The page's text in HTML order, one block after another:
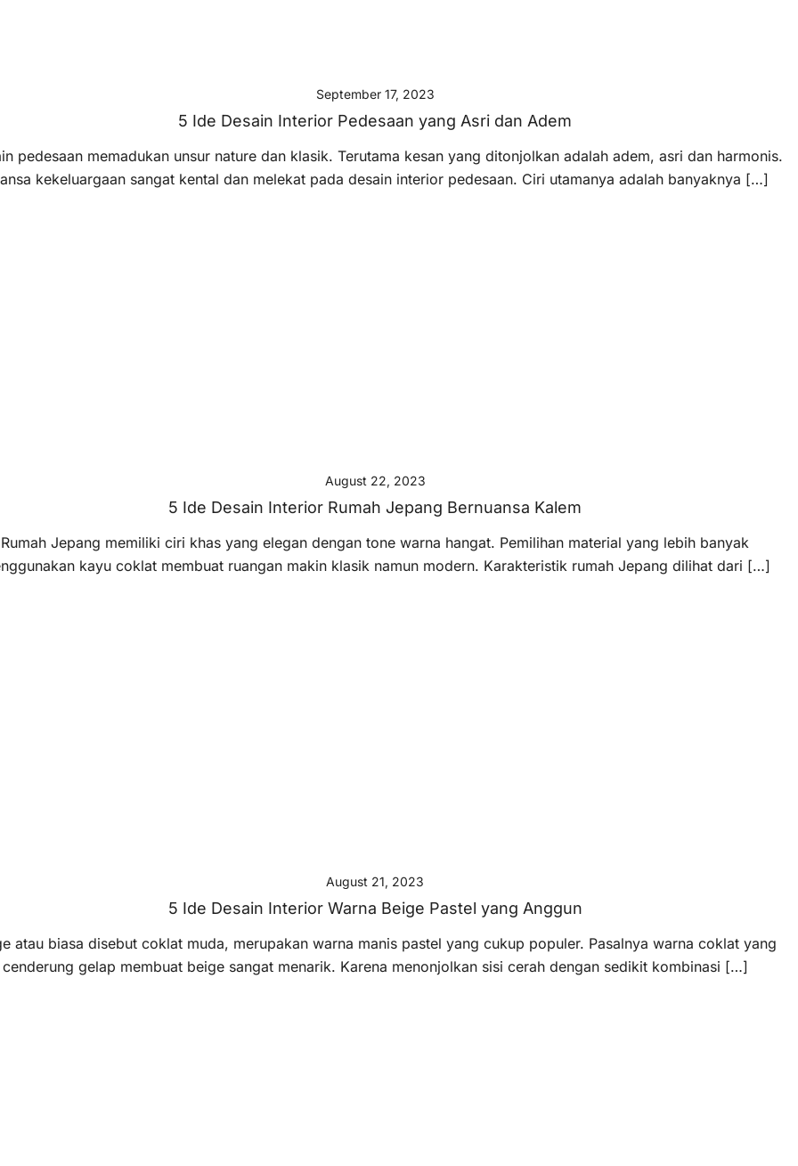
September 17, 2023
5 Ide Desain Interior Pedesaan yang Asri dan Adem
pedesaan memadukan unsur nature dan klasik. Terutama kesan yang ditonjolkan adalah adem, asri dan harmonis.
kekeluargaan sangat kental dan melekat pada desain interior pedesaan. Ciri utamanya adalah banyaknya […]
August 22, 2023
5 Ide Desain Interior Rumah Jepang Bernuansa Kalem
Rumah Jepang memiliki ciri khas yang elegan dengan tone warna hangat. Pemilihan material yang lebih banyak
kayu coklat membuat ruangan makin klasik namun modern. Karakteristik rumah Jepang dilihat dari […]
August 21, 2023
5 Ide Desain Interior Warna Beige Pastel yang Anggun
atau biasa disebut coklat muda, merupakan warna manis pastel yang cukup populer. Pasalnya warna coklat yang
cenderung gelap membuat beige sangat menarik. Karena menonjolkan sisi cerah dengan sedikit kombinasi […]